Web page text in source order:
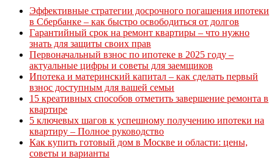
Эффективные стратегии досрочного погашения ипотеки
в Сбербанке – как быстро освободиться от долгов
Гарантийный срок на ремонт квартиры – что нужно
знать для защиты своих прав
Первоначальный взнос по ипотеке в 2025 году –
актуальные цифры и советы для заемщиков
Ипотека и материнский капитал – как сделать первый
взнос доступным для вашей семьи
15 креативных способов отметить завершение ремонта в
квартире
5 ключевых шагов к успешному получению ипотеки на
квартиру – Полное руководство
Как купить готовый дом в Москве и области: цены,
советы и варианты